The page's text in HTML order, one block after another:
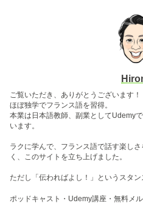
ご覧いただき、ありがとうございます！
ほぼ独学でフランス語を習得。
本業は日本語教師、副業としてUdemy
います。
ラクに学んで、フランス語で話す楽し
く、このサイトを立ち上げました。
ただし「伝わればよし！」というスタン
ポッドキャスト・Udemy講座・無料メ